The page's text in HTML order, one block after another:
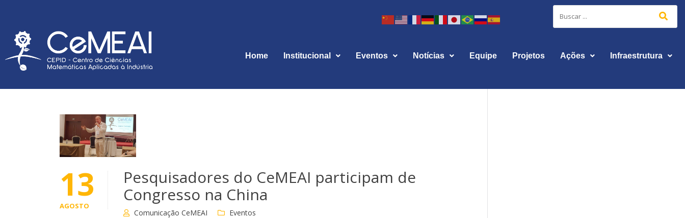
Home Institucional Eventos Notícias Equipe Projetos Ações Infraestrutura
13
AGOSTO
Pesquisadores do CeMEAI participam de
Congresso na China
Comunicação CeMEAI Eventos